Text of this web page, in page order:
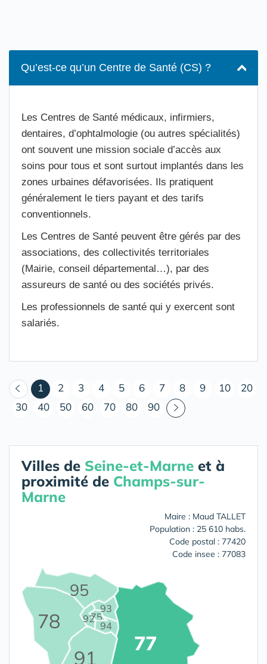
Qu’est-ce qu’un Centre de Santé (CS) ?
Les Centres de Santé médicaux, infirmiers,
dentaires, d’ophtalmologie (ou autres spécialités)
ont souvent une mission sociale d’accès aux
soins pour tous et sont surtout implantés dans les
zones urbaines défavorisées. Ils pratiquent
généralement le tiers payant et des tarifs
conventionnels.
Les Centres de Santé peuvent être gérés par des
associations, des collectivités territoriales
(Mairie, conseil départemental…), par des
assureurs de santé ou des sociétés privés.
Les professionnels de santé qui y exercent sont
salariés.
1 (courant)
2 3 4 5 6 7 8 9 10
20
30
40 50 60 70 80 90
Villes de Seine-et-Marne et à
proximité de Champs-sur-
Marne
Maire : Maud TALLET
Population : 25 610 habs.
Code postal : 77420
Code insee : 77083
75
77
78
91
92
93
94
95